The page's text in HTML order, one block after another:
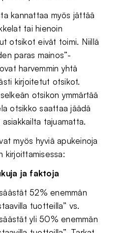
kannattaa myös jättää
tai hienoin
otsikot eivät toimi. Niillä
paras mainos”-
harvemmin yhtä
kirjoitetut otsikot.
otsikon ymmärtää
otsikko saattaa jäädä
tajuamatta.
myös hyviä apukeinoja
kirjoittamisessa:
ja faktoja
52% enemmän
tuotteilla” vs.
yli 50% enemmän